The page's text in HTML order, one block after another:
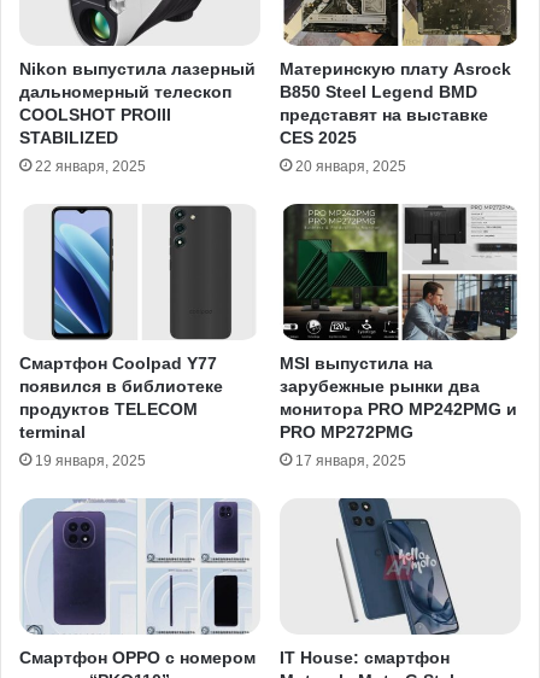
Nikon выпустила лазерный
дальномерный телескоп
COOLSHOT PROIII
STABILIZED
22 января, 2025
Материнскую плату Asrock
B850 Steel Legend BMD
представят на выставке
CES 2025
20 января, 2025
Смартфон Coolpad Y77
появился в библиотеке
продуктов TELECOM
terminal
19 января, 2025
MSI выпустила на
зарубежные рынки два
монитора PRO MP242PMG и
PRO MP272PMG
17 января, 2025
Смартфон OPPO с номером
IT House: смартфон